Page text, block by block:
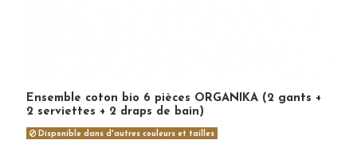
Ensemble coton bio 6 pièces ORGANIKA (2 gants +
2 serviettes + 2 draps de bain)
Disponible dans d'autres couleurs et tailles